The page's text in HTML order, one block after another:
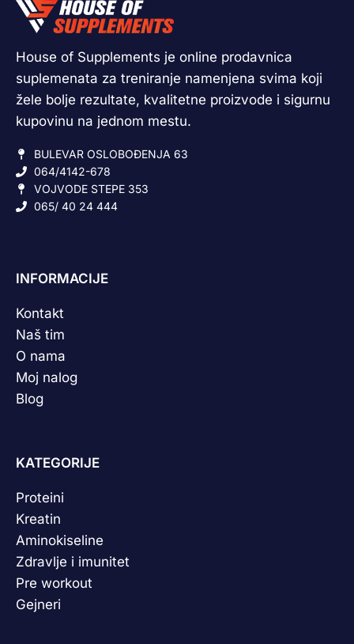
House of Supplements je online prodavnica
suplemenata za treniranje namenjena svima koji
žele bolje rezultate, kvalitetne proizvode i sigurnu
kupovinu na jednom mestu.
BULEVAR OSLOBOĐENJA 63
064/4142-678
VOJVODE STEPE 353
065/ 40 24 444
INFORMACIJE
Kontakt
Naš tim
O nama
Moj nalog
Blog
KATEGORIJE
Proteini
Kreatin
Aminokiseline
Zdravlje i imunitet
Pre workout
Gejneri